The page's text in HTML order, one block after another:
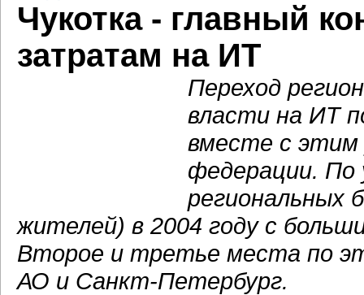
Чукотка - главный
затратам на ИТ
Переход
власти на ИТ
вместе с этим
федерации. По
региональных
жителей) в 2004 году с
Второе и третье места по
АО и Санкт-Петербург.